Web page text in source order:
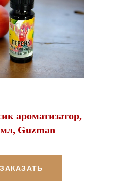
ароматизатор,
Guzman
ЗАКАЗАТЬ